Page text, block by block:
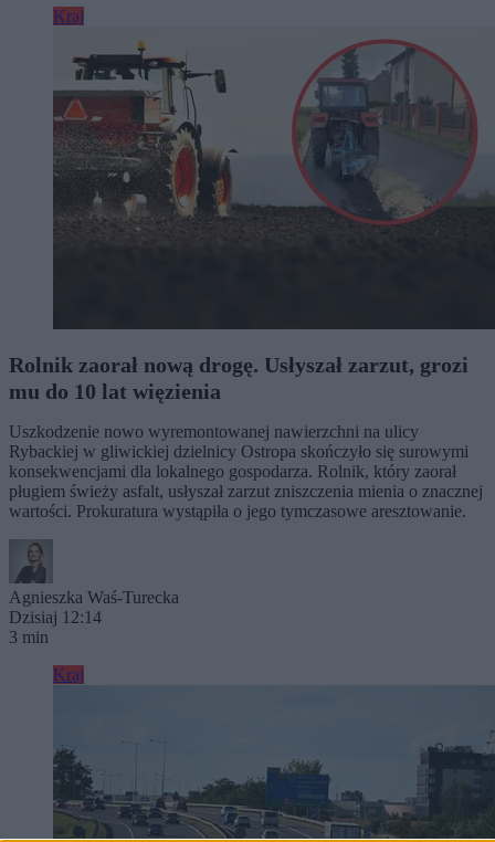
Kraj
Rolnik zaorał nową drogę. Usłyszał zarzut, grozi
mu do 10 lat więzienia
Uszkodzenie nowo wyremontowanej nawierzchni na ulicy
Rybackiej w gliwickiej dzielnicy Ostropa skończyło się surowymi
konsekwencjami dla lokalnego gospodarza. Rolnik, który zaorał
pługiem świeży asfalt, usłyszał zarzut zniszczenia mienia o znacznej
wartości. Prokuratura wystąpiła o jego tymczasowe aresztowanie.
Agnieszka Waś-Turecka
Dzisiaj 12:14
3 min
Kraj